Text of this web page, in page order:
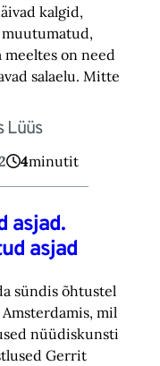
kalgid,
on need
salaelu. Mitte
Lüüs
4minutit
asjad.
asjad
sündis õhtustel
mil
nüüdiskunsti
Gerrit